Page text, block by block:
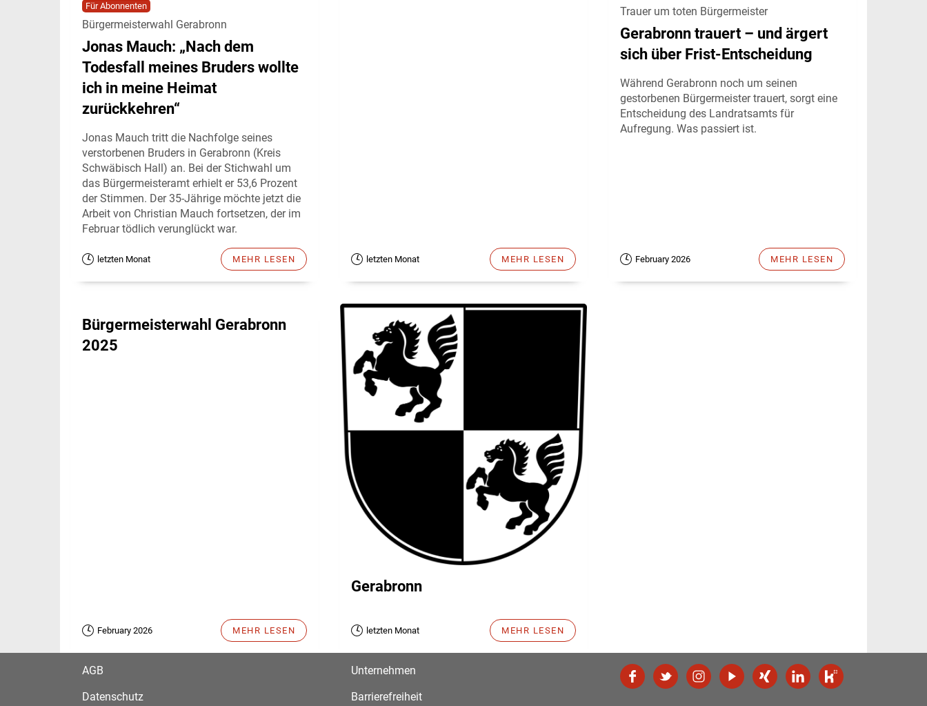
Für Abonnenten
Bürgermeisterwahl Gerabronn
Jonas Mauch: „Nach dem
Todesfall meines Bruders wollte
ich in meine Heimat
zurückkehren“
Jonas Mauch tritt die Nachfolge seines
verstorbenen Bruders in Gerabronn (Kreis
Schwäbisch Hall) an. Bei der Stichwahl um
das Bürgermeisteramt erhielt er 53,6 Prozent
der Stimmen. Der 35-Jährige möchte jetzt die
Arbeit von Christian Mauch fortsetzen, der im
Februar tödlich verunglückt war.
letzten Monat MEHR LESEN letzten Monat MEHR LESEN
Trauer um toten Bürgermeister
Gerabronn trauert – und ärgert
sich über Frist-Entscheidung
Während Gerabronn noch um seinen
gestorbenen Bürgermeister trauert, sorgt eine
Entscheidung des Landratsamts für
Aufregung. Was passiert ist.
February 2026 MEHR LESEN
Bürgermeisterwahl Gerabronn
2025
February 2026 MEHR LESEN
Gerabronn
letzten Monat MEHR LESEN
AGB
Datenschutz
Unternehmen
Barrierefreiheit